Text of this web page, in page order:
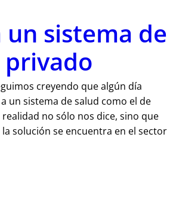
un sistema de
creyendo que algún día
un sistema de salud como el de
no sólo nos dice, sino que
solución se encuentra en el sector